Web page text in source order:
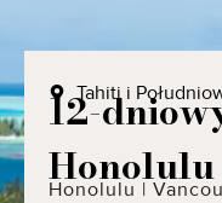
Tahiti i
12-
Honolulu
Honolulu |